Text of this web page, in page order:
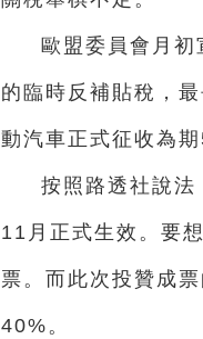
歐盟委員會月
的臨時反補貼稅，
動汽車正式征收為期
按照路透社說法
11月正式生效。要
票。而此次投贊成
40%。